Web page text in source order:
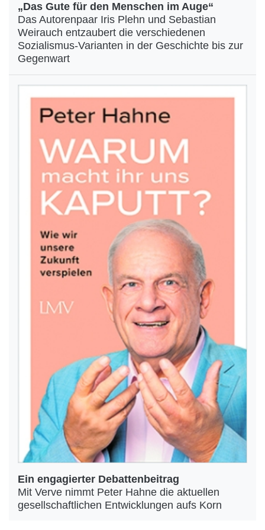
„Das Gute für den Menschen im Auge“
Das Autorenpaar Iris Plehn und Sebastian
Weirauch entzaubert die verschiedenen
Sozialismus-Varianten in der Geschichte bis zur
Gegenwart
Ein engagierter Debattenbeitrag
Mit Verve nimmt Peter Hahne die aktuellen
gesellschaftlichen Entwicklungen aufs Korn